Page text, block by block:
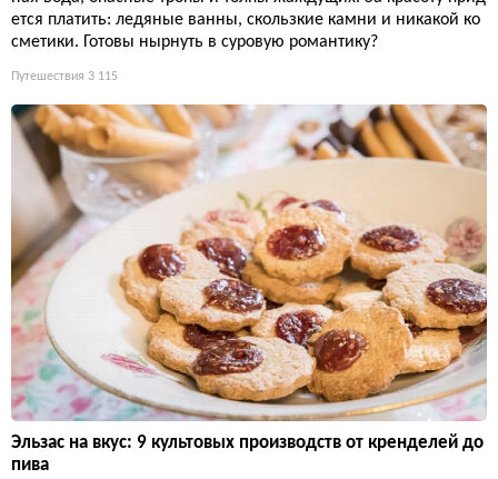
ется платить: ледяные ванны, скользкие камни и никакой ко
сметики. Готовы нырнуть в суровую романтику?
Путешествия 3 115
Эльзас на вкус: 9 культовых производств от кренделей до
пива